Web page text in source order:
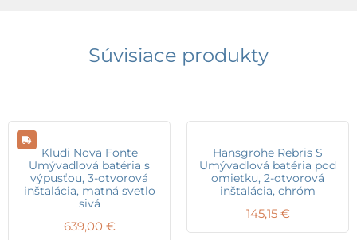
Súvisiace produkty
Kludi Nova Fonte
Umývadlová batéria s
výpusťou, 3-otvorová
inštalácia, matná svetlo
sivá
639,00 €
Hansgrohe Rebris S
Umývadlová batéria pod
omietku, 2-otvorová
inštalácia, chróm
145,15 €